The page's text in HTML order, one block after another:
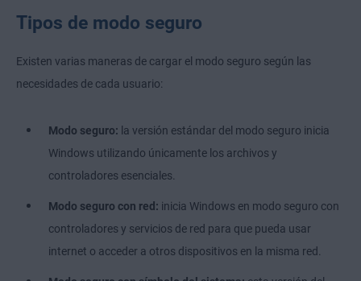
Tipos de modo seguro
Existen varias maneras de cargar el modo seguro según las
necesidades de cada usuario:
Modo seguro: la versión estándar del modo seguro inicia
Windows utilizando únicamente los archivos y
controladores esenciales.
Modo seguro con red: inicia Windows en modo seguro con
controladores y servicios de red para que pueda usar
internet o acceder a otros dispositivos en la misma red.